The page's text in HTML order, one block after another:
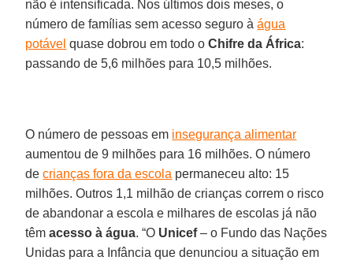
não é intensificada. Nos últimos dois meses, o
número de famílias sem acesso seguro àágua
potável quase dobrou em todo oChifre da África:
passando de 5,6 milhões para 10,5 milhões.
O número de pessoas em insegurança alimentar
aumentou de 9 milhões para 16 milhões. O número
decrianças fora da escola permaneceu alto: 15
milhões. Outros 1,1 milhão de crianças correm o risco
de abandonar a escola e milhares de escolas já não
têmacesso à água. “O Unicef– o Fundo das Nações
Unidas para a Infância que denunciou a situação em